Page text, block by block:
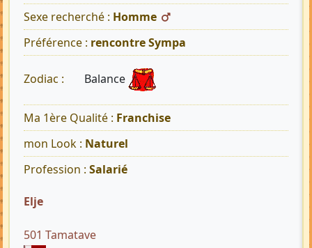
Sexe recherché : Homme
Préférence : rencontre Sympa
Zodiac : Balance
Ma 1ère Qualité : Franchise
mon Look : Naturel
Profession : Salarié
Elje
501 Tamatave